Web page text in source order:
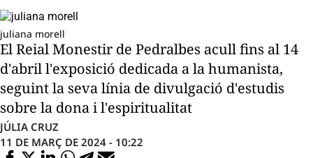
juliana morell
El Reial Monestir de Pedralbes acull fins al 14
d'abril l'exposició dedicada a la humanista,
seguint la seva línia de divulgació d'estudis
sobre la dona i l'espiritualitat
JÚLIA CRUZ
11 DE MARÇ DE 2024 - 10:22